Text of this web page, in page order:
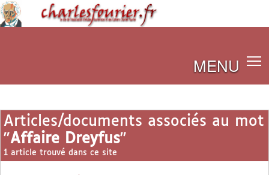
MENU
Articles/documents associés au mot
"Affaire Dreyfus"
1 article trouvé dans ce site